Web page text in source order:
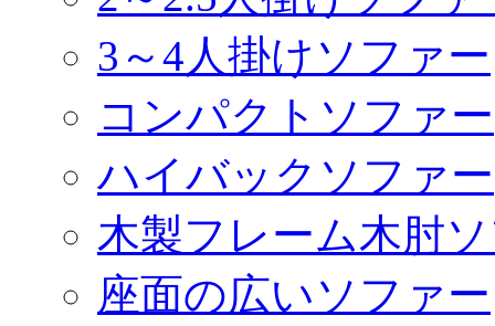
3～4人掛けソファー
コンパクトソファー
ハイバックソファー
木製フレーム木肘
座面の広いソファー